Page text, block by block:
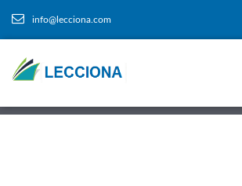
info@lecciona.com